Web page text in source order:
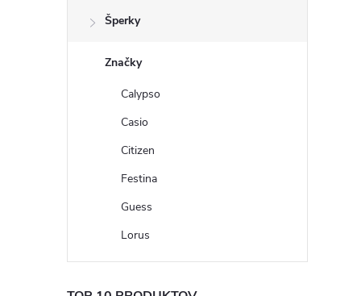
Šperky
Značky
Calypso
Casio
Citizen
Festina
Guess
Lorus